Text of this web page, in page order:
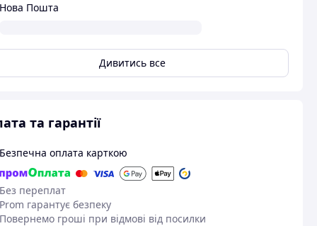
Пошта
Дивитись все
та гарантії
оплата карткою
переплат
гарантує безпеку
гроші при відмові від посилки